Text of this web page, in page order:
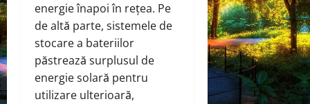
energie înapoi în rețea. Pe
de altă parte, sistemele de
stocare a bateriilor
păstrează surplusul de
energie solară pentru
utilizare ulterioară,